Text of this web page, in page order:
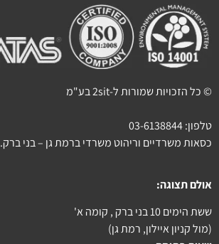
© כל הזכויות שמורות ל-2sit בע"מ
טלפון:03-6138844
כסאות משרדיים וריהוט משרדי ברמת גן – בני ברק.
אולם תצוגה:
ששת הימים 10 בני ברק , קומה א'
(מול קניון איילון, רמת גן)